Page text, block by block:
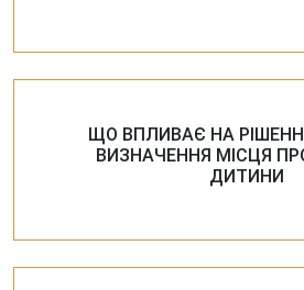
ЩО ВПЛИВАЄ НА
ВИЗНАЧЕННЯ МІСЦЯ
ДИТИНИ